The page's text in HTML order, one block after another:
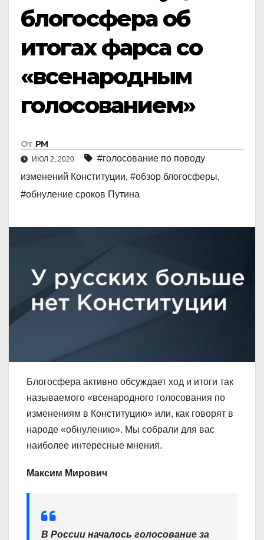
блогосфера об
итогах фарса со
«всенародным
голосованием»
От РМ
ИЮЛ 2, 2020
#голосование по поводу
изменений Конституции, #обзор блогосферы,
#обнуление сроков Путина
Блогосфера активно обсуждает ход и итоги так
называемого «всенародного голосования по
изменениям в Конституцию» или, как говорят в
народе «обнулению». Мы собрали для вас
наиболее интересные мнения.
Максим Мирович
В России началось голосование за